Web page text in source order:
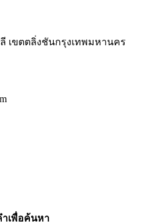
เขตตลิ่งชันกรุงเทพมหานคร
ำเพื่อค้นหา